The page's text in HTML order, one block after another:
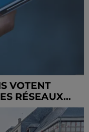
VOTENT
RÉSEAUX...